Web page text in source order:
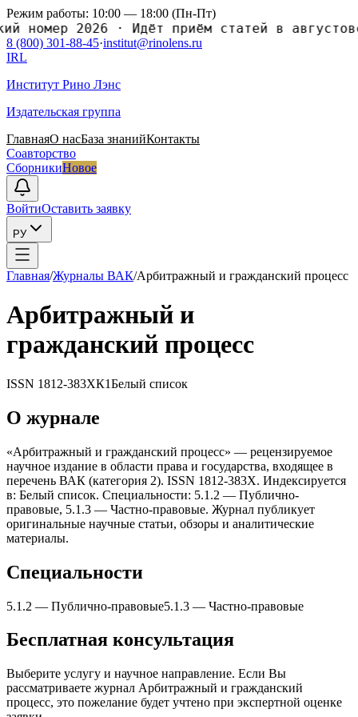
Режим работы: 10:00 — 18:00 (Пн-Пт)
2026·Идёт приём статей в
8 (800) 301-88-45·institut@rinolens.ru
IRL
Институт Рино Лэнс
Издательская группа
ГлавнаяО насБаза знанийКонтакты
Соавторство
СборникиНовое
ВойтиОставить заявку
РУ
Главная/Журналы ВАК/Арбитражный и гражданский процесс
Арбитражный и
гражданский процесс
ISSN 1812-383XК1Белый список
О журнале
«Арбитражный и гражданский процесс» — рецензируемое
научное издание в области права и государства, входящее в
перечень ВАК (категория 2). ISSN 1812-383X. Индексируется
в: Белый список. Специальности: 5.1.2 — Публично-
правовые, 5.1.3 — Частно-правовые. Журнал публикует
оригинальные научные статьи, обзоры и аналитические
материалы.
Специальности
5.1.2 — Публично-правовые5.1.3 — Частно-правовые
Бесплатная консультация
Выберите услугу и научное направление. Если Вы
рассматриваете журнал Арбитражный и гражданский
процесс, это пожелание будет учтено при экспертной оценке